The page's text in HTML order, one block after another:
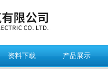
资料下载 产品展示